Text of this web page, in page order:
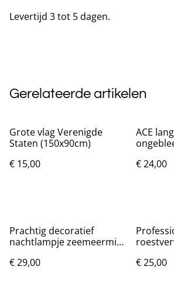
Levertijd 3 tot 5 dagen.
Gerelateerde artikelen
Grote vlag Verenigde
Staten (150x90cm)
€ 15,00
ACE
€ 24,00
Prachtig decoratief
nachtlampje zeemeermin
€ 29,00 € 25,00